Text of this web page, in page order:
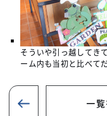
そういや引っ越してき
ーム内も当初と比べて
一